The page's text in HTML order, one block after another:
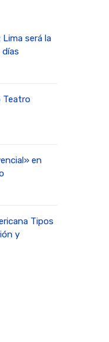
Lima será la
Teatro
en
Tipos
y